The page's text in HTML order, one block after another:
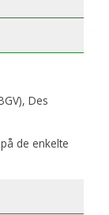
Des
de enkelte